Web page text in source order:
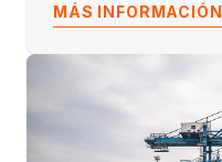
MÁS INFORMACIÓN